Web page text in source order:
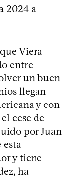
2024 a
Viera
entre
un buen
llegan
y con
cese de
por Juan
esta
y tiene
ha